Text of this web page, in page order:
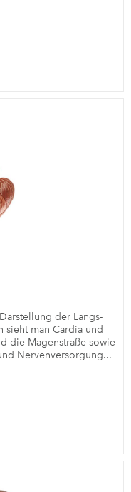
der Längs-
sieht man Cardia und
die Magenstraße sowie
Nervenversorgung...